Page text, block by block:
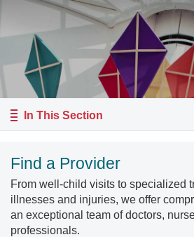
In This Section
Find a Provider
From well-child visits to specialized
illnesses and injuries, we offer
an exceptional team of doctors,
professionals.